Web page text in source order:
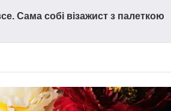
Сама собі візажист з палеткою